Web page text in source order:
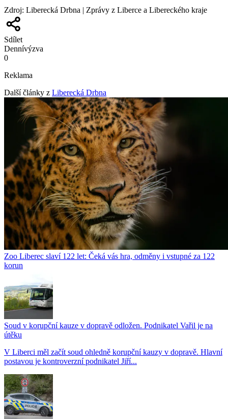
Zdroj: Liberecká Drbna | Zprávy z Liberce a Libereckého kraje
Sdílet
Dennívýzva
0
Reklama
Další články z Liberecká Drbna
Zoo Liberec slaví 122 let: Čeká vás hra, odměny i vstupné za 122
korun
Soud v korupční kauze v dopravě odložen. Podnikatel Vařil je na
útěku
V Liberci měl začít soud ohledně korupční kauzy v dopravě. Hlavní
postavou je kontroverzní podnikatel Jiří...